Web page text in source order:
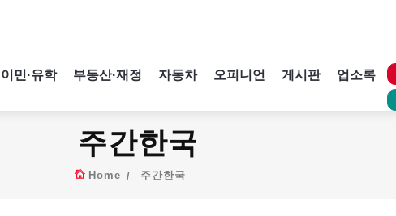
이민·유학 부동산·재정 자동차 오피니언 게시판 업소록
주간한국
Home 주간한국